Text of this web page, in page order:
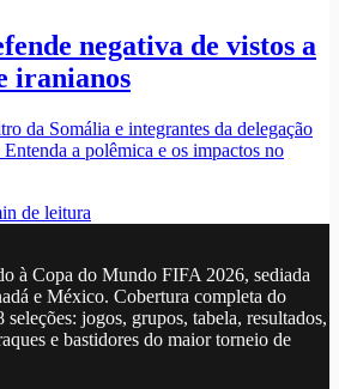
negativa de vistos a
iranianos
da Somália e integrantes da delegação
a polêmica e os impactos no
de leitura
à Copa do Mundo FIFA 2026, sediada
e México. Cobertura completa do
jogos, grupos, tabela, resultados,
e bastidores do maior torneio de